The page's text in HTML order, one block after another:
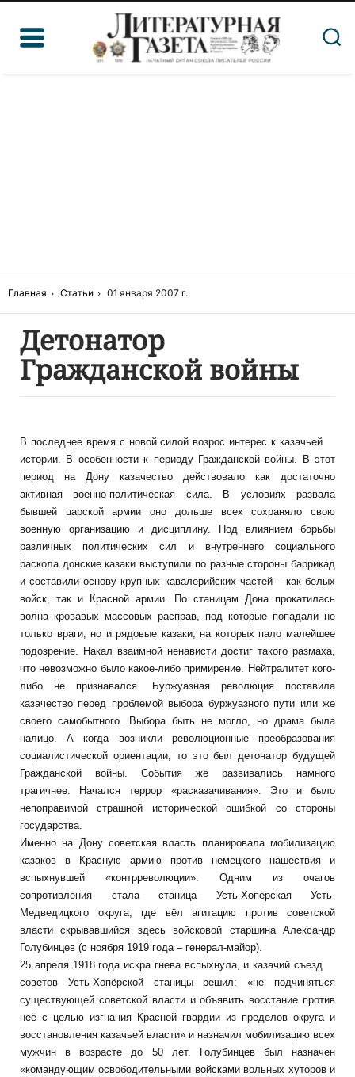
Главная Статьи 01 января 2007 г.
Детонатор
Гражданской войны
В последнее время с новой силой возрос интерес к казачьей
истории. В особенности к периоду Гражданской войны. В этот
период на Дону казачество действовало как достаточно
активная военно-политическая сила. В условиях развала
бывшей царской армии оно дольше всех сохраняло свою
военную организацию и дисциплину. Под влиянием борьбы
различных политических сил и внутреннего социального
раскола донские казаки выступили по разные стороны баррикад
и составили основу крупных кавалерийских частей – как белых
войск, так и Красной армии. По станицам Дона прокатилась
волна кровавых массовых расправ, под которые попадали не
только враги, но и рядовые казаки, на которых пало малейшее
подозрение. Накал взаимной ненависти достиг такого размаха,
что невозможно было какое-либо примирение. Нейтралитет кого-
либо не признавался. Буржуазная революция поставила
казачество перед проблемой выбора буржуазного пути или же
своего самобытного. Выбора быть не могло, но драма была
налицо. А когда возникли революционные преобразования
социалистической ориентации, то это был детонатор будущей
Гражданской войны. События же развивались намного
трагичнее. Начался террор «расказачивания». Это и было
непоправимой страшной исторической ошибкой со стороны
государства.
Именно на Дону советская власть планировала мобилизацию
казаков в Красную армию против немецкого нашествия и
вспыхнувшей «контрреволюции». Одним из очагов
сопротивления стала станица Усть-Хопёрская Усть-
Медведицкого округа, где вёл агитацию против советской
власти скрывавшийся здесь войсковой старшина Александр
Голубинцев (с ноября 1919 года – генерал-майор).
25 апреля 1918 года искра гнева вспыхнула, и казачий съезд
советов Усть-Хопёрской станицы решил: «не подчиняться
существующей советской власти и объявить восстание против
неё с целью изгнания Красной гвардии из пределов округа и
восстановления казачьей власти» и назначил мобилизацию всех
мужчин в возрасте до 50 лет. Голубинцев был назначен
«командующим освободительными войсками вольных хуторов и